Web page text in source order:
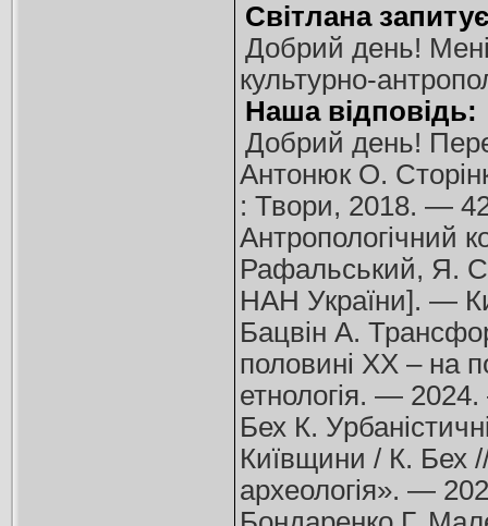
Світлана
Добрий день!
культурно-
Наша відповідь:
Добрий день!
Антонюк О.
: Твори, 2018. —
Антропологічний
Рафальський, Я.
НАН України]. —
Бацвін А.
половині ХХ – на
етнологія. —
Бех К.
Київщини / К. Бех //
археологія». —